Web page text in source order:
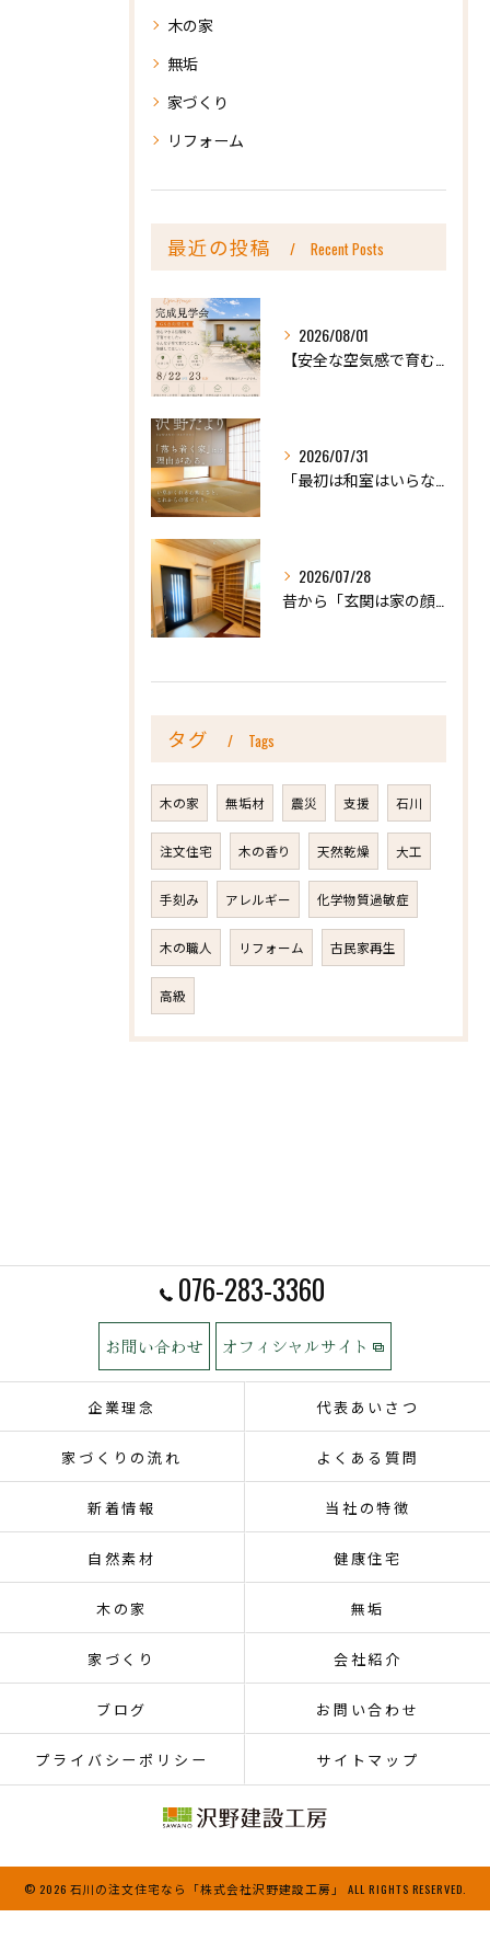
木の家
無垢
家づくり
リフォーム
最近の投稿 Recent Posts
2026/08/01
2026/07/31
2026/07/28
タグ Tags
木の家 無垢材 震災 支援 石川
注文住宅 木の香り 天然乾燥 大工
手刻み アレルギー 化学物質過敏症
木の職人 リフォーム 古民家再生
高級
076-283-3360
お問い合わせ オフィシャルサイト
企業理念 代表あいさつ
家づくりの流れ よくある質問
新着情報 当社の特徴
自然素材 健康住宅
木の家 無垢
家づくり 会社紹介
ブログ お問い合わせ
プライバシーポリシー サイトマップ
© 2026 石川の注文住宅なら「株式会社沢野建設工房」 ALL RIGHTS RESERVED.